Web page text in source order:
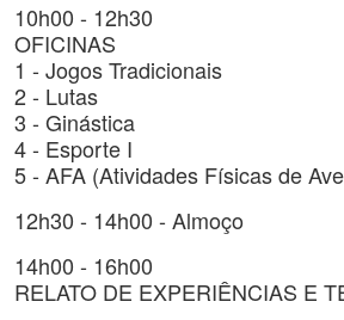
10h00 - 12h30
OFICINAS
1 - Jogos Tradicionais
2 - Lutas
3 - Ginástica
4 - Esporte I
5 - AFA (Atividades Físicas de
12h30 - 14h00 - Almoço
14h00 - 16h00
RELATO DE EXPERIÊNCIAS E